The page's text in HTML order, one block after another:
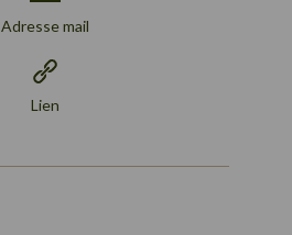
Adresse mail
Lien